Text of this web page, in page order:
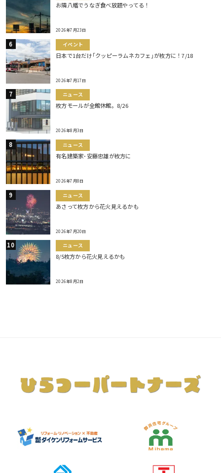
お隣八幡でうなぎ食べ放題やってる！
2026年7月23日
イベント
日本で1台だけ｢クッピーラムネカフェ｣が枚方に！7/18
2026年7月17日
ニュース
枚方モールが全館休館。8/26
2026年8月3日
ニュース
有名建築家･安藤忠雄が枚方に
2026年7月8日
ニュース
あさって枚方から花火見えるかも
2026年7月20日
ニュース
8/5枚方から花火見えるかも
2026年8月2日